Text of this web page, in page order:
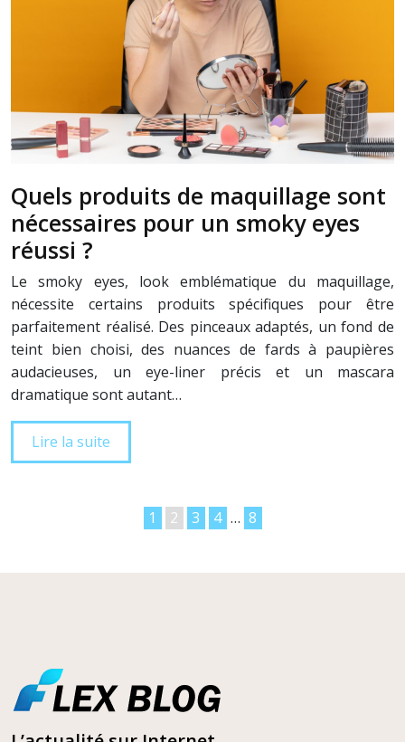
Quels produits de maquillage sont
nécessaires pour un smoky eyes
réussi ?
Le smoky eyes, look emblématique du maquillage,
nécessite certains produits spécifiques pour être
parfaitement réalisé. Des pinceaux adaptés, un fond de
teint bien choisi, des nuances de fards à paupières
audacieuses, un eye-liner précis et un mascara
dramatique sont autant…
Lire la suite
1 2 3 4 … 8